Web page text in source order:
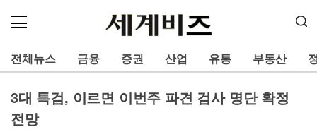
메
열
기
전체뉴스 금융 증권 산업 유통 부동산
3대 특검, 이르면 이번주 파견 검사 명단 확정
전망